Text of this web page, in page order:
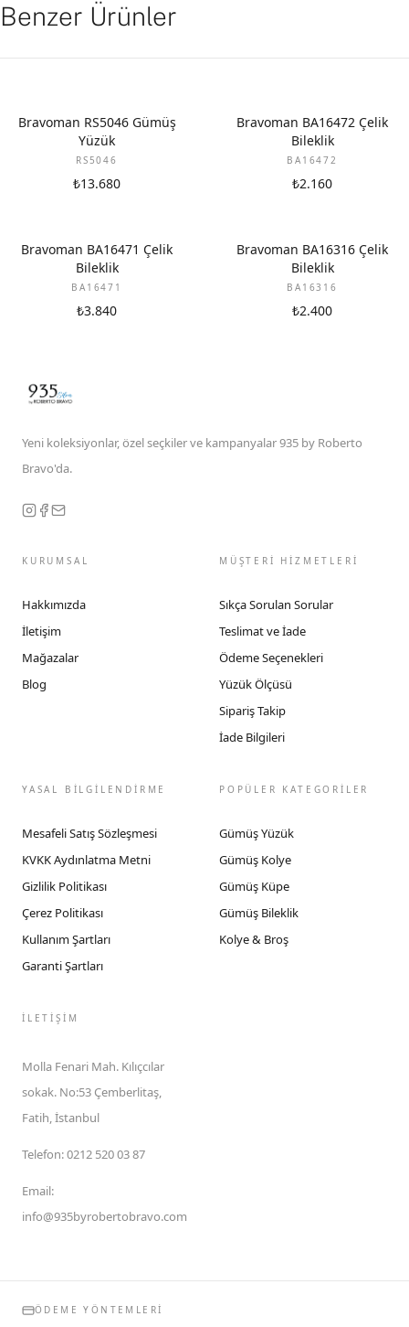
Benzer Ürünler
Bravoman RS5046 Gümüş
Yüzük
RS5046
₺13.680
Bravoman BA16472 Çelik
Bileklik
BA16472
₺2.160
Bravoman BA16471 Çelik
Bileklik
BA16471
₺3.840
Bravoman BA16316 Çelik
Bileklik
BA16316
₺2.400
Yeni koleksiyonlar, özel seçkiler ve kampanyalar 935 by Roberto
Bravo'da.
KURUMSAL
Hakkımızda
İletişim
Mağazalar
Blog
MÜŞTERİ HİZMETLERİ
Sıkça Sorulan Sorular
Teslimat ve İade
Ödeme Seçenekleri
Yüzük Ölçüsü
Sipariş Takip
İade Bilgileri
YASAL BİLGİLENDİRME
Mesafeli Satış Sözleşmesi
KVKK Aydınlatma Metni
Gizlilik Politikası
Çerez Politikası
Kullanım Şartları
Garanti Şartları
POPÜLER KATEGORİLER
Gümüş Yüzük
Gümüş Kolye
Gümüş Küpe
Gümüş Bileklik
Kolye & Broş
İLETIŞIM
Molla Fenari Mah. Kılıçcılar
sokak. No:53 Çemberlitaş,
Fatih, İstanbul
Telefon:0212 520 03 87
Email:
info@935byrobertobravo.com
ÖDEME YÖNTEMLERI